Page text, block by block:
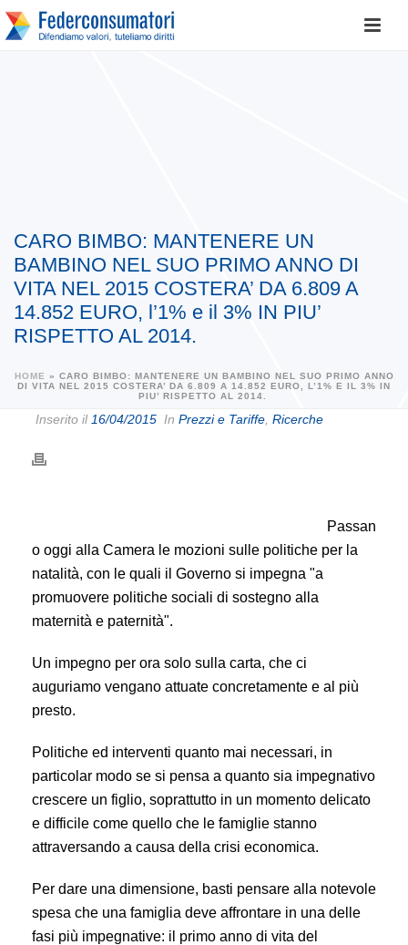
CARO BIMBO: MANTENERE UN
BAMBINO NEL SUO PRIMO ANNO DI
VITA NEL 2015 COSTERA’ DA 6.809 A
14.852 EURO, l’1% e il 3% IN PIU’
RISPETTO AL 2014.
HOME » CARO BIMBO: MANTENERE UN BAMBINO NEL SUO PRIMO ANNO
DI VITA NEL 2015 COSTERA’ DA 6.809 A 14.852 EURO, L’1% E IL 3% IN
PIU’ RISPETTO AL 2014.
Inserito il 16/04/2015 In Prezzi e Tariffe Ricerche
Passan
o oggi alla Camera le mozioni sulle politiche per la
natalità, con le quali il Governo si impegna "a
promuovere politiche sociali di sostegno alla
maternità e paternità".
Un impegno per ora solo sulla carta, che ci
auguriamo vengano attuate concretamente e al più
presto.
Politiche ed interventi quanto mai necessari, in
particolar modo se si pensa a quanto sia impegnativo
crescere un figlio, soprattutto in un momento delicato
e difficile come quello che le famiglie stanno
attraversando a causa della crisi economica.
Per dare una dimensione, basti pensare alla notevole
spesa che una famiglia deve affrontare in una delle
fasi più impegnative: il primo anno di vita del